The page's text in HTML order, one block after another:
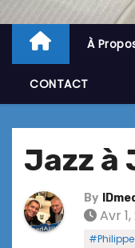
À
CONTACT
Jazz à
By
Avr 1,
#Philippe